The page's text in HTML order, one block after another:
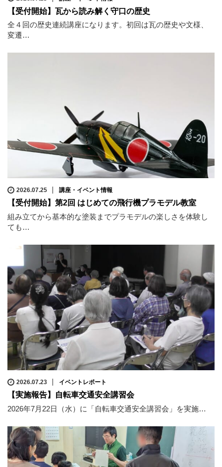
【受付開始】瓦から読み解く守口の歴史
全４回の歴史連続講座になります。初回は瓦の歴史や文様、
変遷…
2026.07.25 講座・イベント情報
【受付開始】第2回 はじめての飛行機プラモデル教室
組み立てから基本的な塗装までプラモデルの楽しさを体験し
ても…
2026.07.23 イベントレポート
【実施報告】自転車交通安全講習会
2026年7月22日（水）に「自転車交通安全講習会」を実施…